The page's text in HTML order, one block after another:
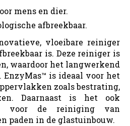
mens en dier.
afbreekbaar.
vloeibare reiniger
is. Deze reiniger is
waardoor het langwerkend
EnzyMas™ is ideaal voor het
zoals bestrating,
Daarnaast is het ook
voor de reiniging van
paden in de glastuinbouw.